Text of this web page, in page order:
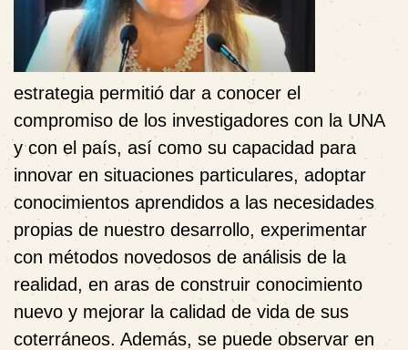
estrategia permitió dar a conocer el
compromiso de los investigadores con la UNA
y con el país, así como su capacidad para
innovar en situaciones particulares, adoptar
conocimientos aprendidos a las necesidades
propias de nuestro desarrollo, experimentar
con métodos novedosos de análisis de la
realidad, en aras de construir conocimiento
nuevo y mejorar la calidad de vida de sus
coterráneos. Además, se puede observar en